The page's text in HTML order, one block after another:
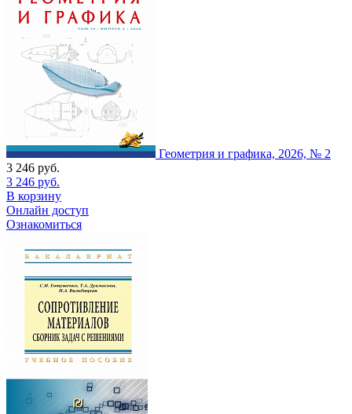
Геометрия и графика, 2026, № 2
3 246 руб.
3 246 руб.
В корзину
Онлайн доступ
Ознакомиться